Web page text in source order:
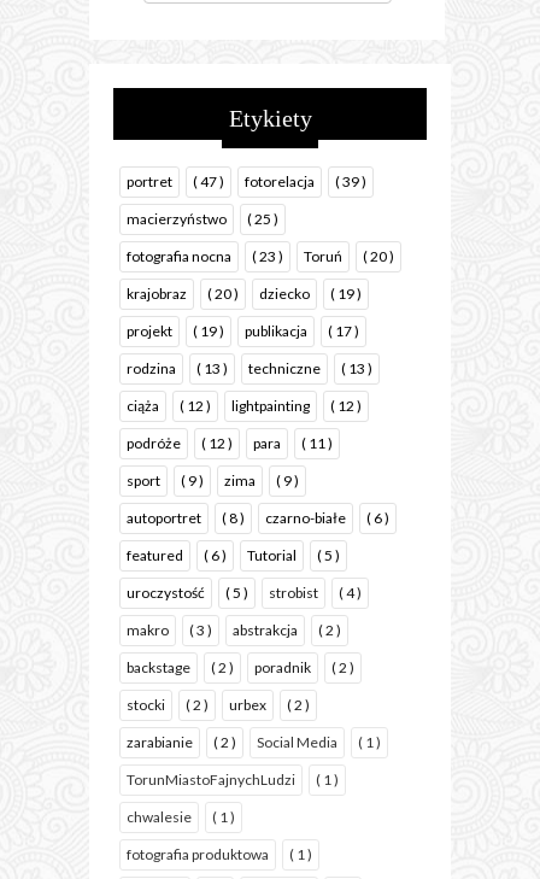
Etykiety
portret ( 47 ) fotorelacja ( 39 )
macierzyństwo ( 25 )
fotografia nocna ( 23 ) Toruń ( 20 )
krajobraz ( 20 ) dziecko ( 19 )
projekt ( 19 ) publikacja ( 17 )
rodzina ( 13 ) techniczne ( 13 )
ciąża ( 12 ) lightpainting ( 12 )
podróże ( 12 ) para ( 11 )
sport ( 9 ) zima ( 9 )
autoportret ( 8 ) czarno-białe ( 6 )
featured ( 6 ) Tutorial ( 5 )
uroczystość ( 5 ) strobist ( 4 )
makro ( 3 ) abstrakcja ( 2 )
backstage ( 2 ) poradnik ( 2 )
stocki ( 2 ) urbex ( 2 )
zarabianie ( 2 ) Social Media ( 1 )
TorunMiastoFajnychLudzi ( 1 )
chwalesie ( 1 )
fotografia produktowa ( 1 )